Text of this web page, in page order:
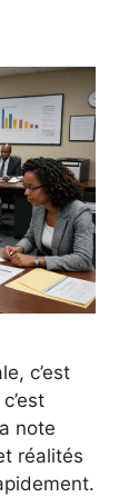
c’est
note
réalités